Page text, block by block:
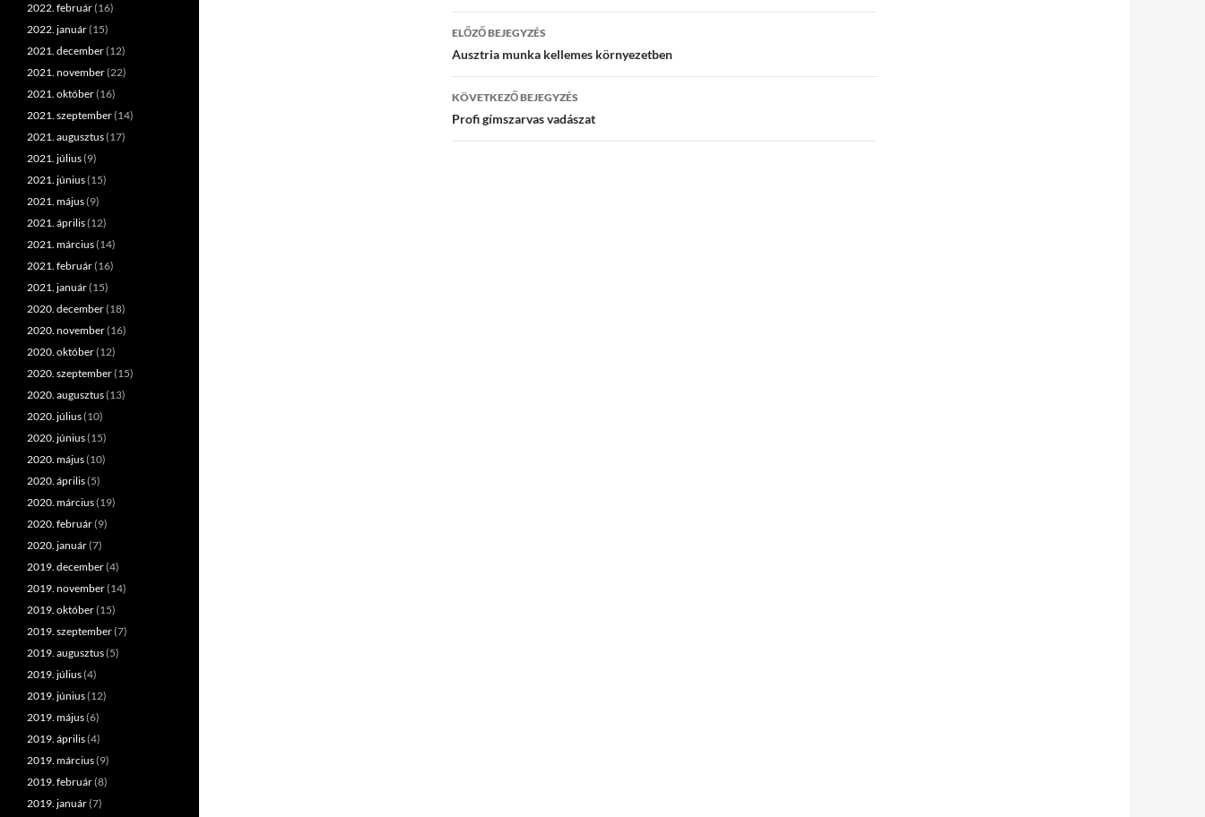
Bejegyzés
navigáció
ELŐZŐ BEJEGYZÉS
Ausztria munka kellemes környezetben
KÖVETKEZŐ BEJEGYZÉS
Profi gímszarvas vadászat
2022. február(16)
2022. január(15)
2021. december(12)
2021. november(22)
2021. október(16)
2021. szeptember(14)
2021. augusztus(17)
2021. július(9)
2021. június(15)
2021. május(9)
2021. április(12)
2021. március(14)
2021. február(16)
2021. január(15)
2020. december(18)
2020. november(16)
2020. október(12)
2020. szeptember(15)
2020. augusztus(13)
2020. július(10)
2020. június(15)
2020. május(10)
2020. április(5)
2020. március(19)
2020. február(9)
2020. január(7)
2019. december(4)
2019. november(14)
2019. október(15)
2019. szeptember(7)
2019. augusztus(5)
2019. július(4)
2019. június(12)
2019. május(6)
2019. április(4)
2019. március(9)
2019. február(8)
2019. január(7)